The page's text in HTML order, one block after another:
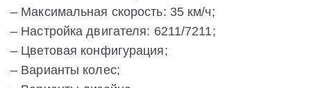
– Максимальная скорость: 35 км/ч;
– Настройка двигателя: 6211/7211;
– Цветовая конфигурация;
– Варианты колес;